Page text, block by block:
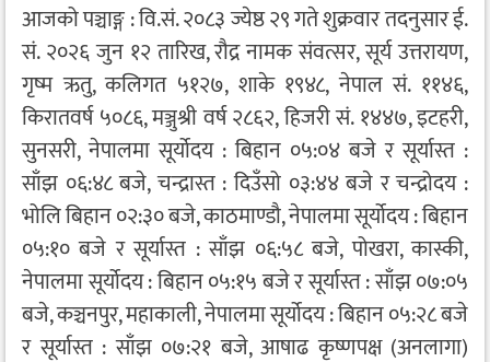
आजको पञ्चाङ्ग : वि.सं. २०८३ ज्येष्ठ २९ गते शुक्रवार तदनुसार ई.
सं. २०२६ जुन १२ तारिख, रौद्र नामक संवत्सर, सूर्य उत्तरायण,
गृष्म ऋतु, कलिगत ५१२७, शाके १९४८, नेपाल सं. ११४६,
किरातवर्ष ५०८६, मञ्जुश्री वर्ष २८६२, हिजरी सं. १४४७, इटहरी,
सुनसरी, नेपालमा सूर्योदय : बिहान ०५:०४ बजे र सूर्यास्त :
साँझ ०६:४८ बजे, चन्द्रास्त : दिउँसो ०३:४४ बजे र चन्द्रोदय :
भोलि बिहान ०२:३० बजे, काठमाण्डौ, नेपालमा सूर्योदय : बिहान
०५:१० बजे र सूर्यास्त : साँझ ०६:५८ बजे, पोखरा, कास्की,
नेपालमा सूर्योदय : बिहान ०५:१५ बजे र सूर्यास्त : साँझ ०७:०५
बजे, कञ्चनपुर, महाकाली, नेपालमा सूर्योदय : बिहान ०५:२८ बजे
र सूर्यास्त : साँझ ०७:२१ बजे, आषाढ कृष्णपक्ष (अनलागा)